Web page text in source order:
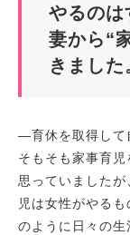
やるのは
妻から“
きました
―育休を取得して
そもそも家事育
思っていました
児は女性がやる
のように日々の生